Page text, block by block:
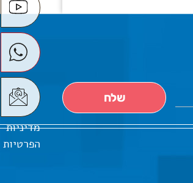
מדיניות
הפרטיות